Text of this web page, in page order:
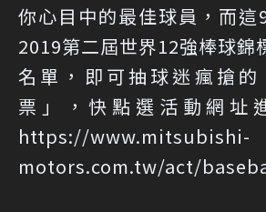
你心目中的最佳球員，而這
2019第二屆世界12強棒球錦
名單，即可抽球迷瘋搶的
票」，快點選活動網址
https://www.mitsubishi-
motors.com.tw/act/